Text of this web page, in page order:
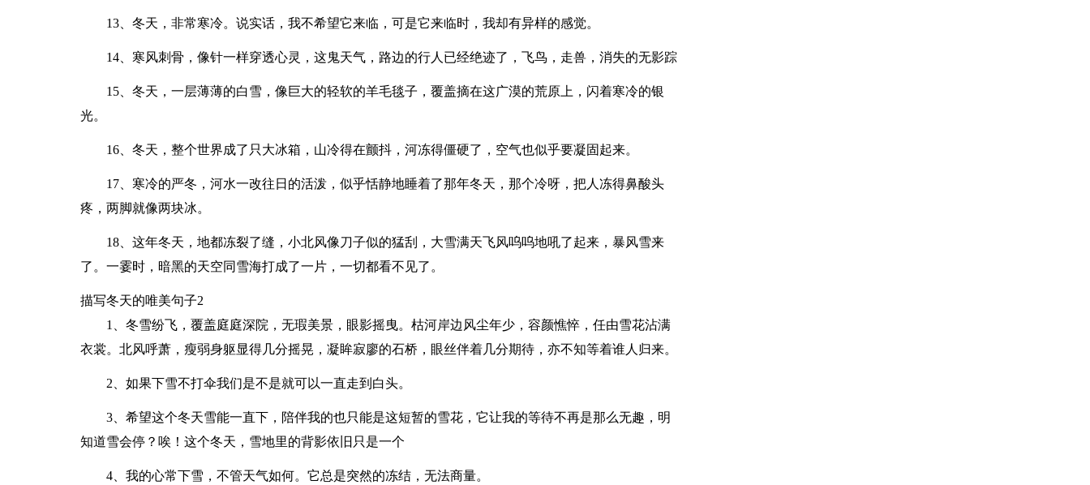
13、冬天，非常寒冷。说实话，我不希望它来临，可是它来临时，我却有异样的感觉。
14、寒风刺骨，像针一样穿透心灵，这鬼天气，路边的行人已经绝迹了，飞鸟，走兽，消失的无影踪
15、冬天，一层薄薄的白雪，像巨大的轻软的羊毛毯子，覆盖摘在这广漠的荒原上，闪着寒冷的银
光。
16、冬天，整个世界成了只大冰箱，山冷得在颤抖，河冻得僵硬了，空气也似乎要凝固起来。
17、寒冷的严冬，河水一改往日的活泼，似乎恬静地睡着了那年冬天，那个冷呀，把人冻得鼻酸头
疼，两脚就像两块冰。
18、这年冬天，地都冻裂了缝，小北风像刀子似的猛刮，大雪满天飞风呜呜地吼了起来，暴风雪来
了。一霎时，暗黑的天空同雪海打成了一片，一切都看不见了。
描写冬天的唯美句子2
1、冬雪纷飞，覆盖庭庭深院，无瑕美景，眼影摇曳。枯河岸边风尘年少，容颜憔悴，任由雪花沾满
衣裳。北风呼萧，瘦弱身躯显得几分摇晃，凝眸寂廖的石桥，眼丝伴着几分期待，亦不知等着谁人归来。
2、如果下雪不打伞我们是不是就可以一直走到白头。
3、希望这个冬天雪能一直下，陪伴我的也只能是这短暂的雪花，它让我的等待不再是那么无趣，明
知道雪会停？唉！这个冬天，雪地里的背影依旧只是一个
4、我的心常下雪，不管天气如何。它总是突然的冻结，无法商量。